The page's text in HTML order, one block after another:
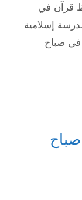
قرآن في
إسلامية
صباح